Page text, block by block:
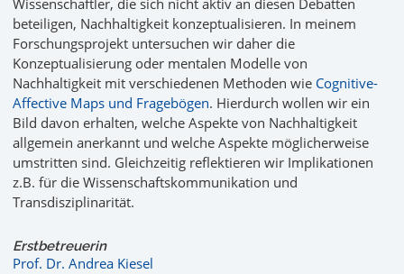
Wissenschaftler, die sich nicht aktiv an diesen Debatten
beteiligen, Nachhaltigkeit konzeptualisieren. In meinem
Forschungsprojekt untersuchen wir daher die
Konzeptualisierung oder mentalen Modelle von
Nachhaltigkeit mit verschiedenen Methoden wie Cognitive-
Affective Maps und Fragebögen. Hierdurch wollen wir ein
Bild davon erhalten, welche Aspekte von Nachhaltigkeit
allgemein anerkannt und welche Aspekte möglicherweise
umstritten sind. Gleichzeitig reflektieren wir Implikationen
z.B. für die Wissenschaftskommunikation und
Transdisziplinarität.
Erstbetreuerin
Prof. Dr. Andrea Kiesel